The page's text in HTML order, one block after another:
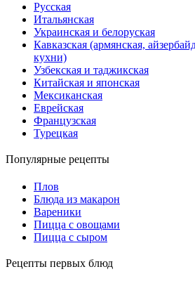
Русская
Итальянская
Украинская и белоруская
Кавказская (армянская,
кухни)
Узбекская и таджикская
Китайская и японская
Мексиканская
Еврейская
Французская
Турецкая
Популярные рецепты
Плов
Блюда из макарон
Вареники
Пицца с овощами
Пицца с сыром
Рецепты первых блюд